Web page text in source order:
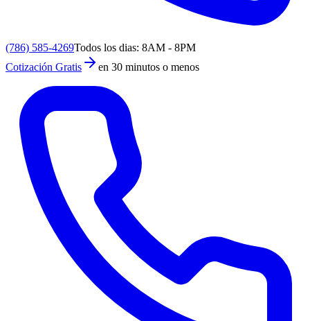
(786) 585-4269Todos los dias: 8AM - 8PM
Cotización Gratis
en 30 minutos o menos